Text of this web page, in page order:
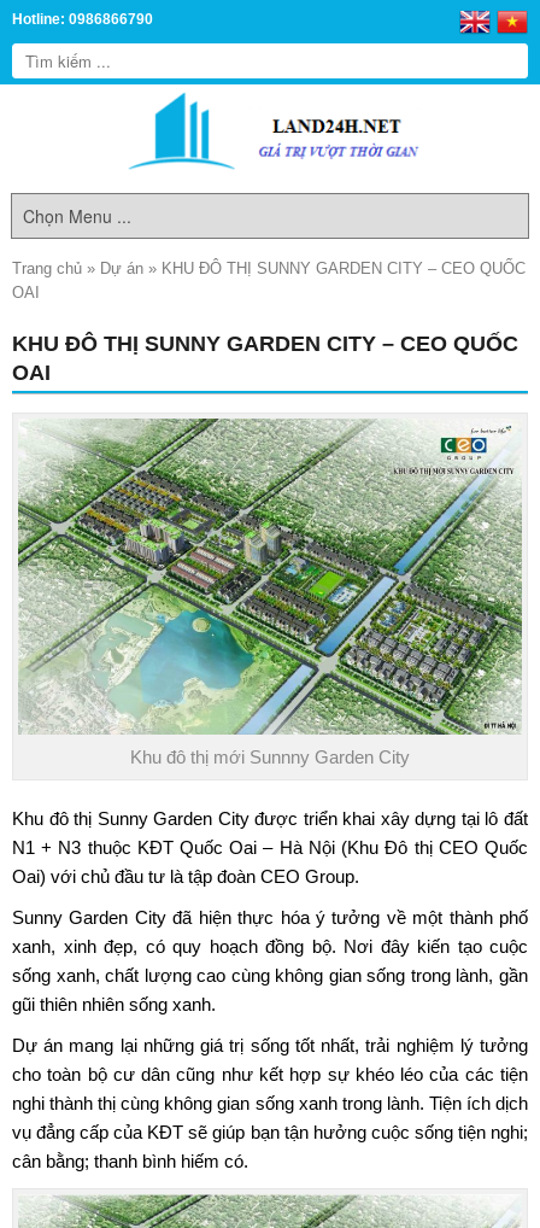
Hotline: 0986866790
Trang chủ » Dự án » KHU ĐÔ THỊ SUNNY GARDEN CITY – CEO QUỐC
OAI
KHU ĐÔ THỊ SUNNY GARDEN CITY – CEO QUỐC
OAI
Khu đô thị mới Sunnny Garden City
Khu đô thị Sunny Garden Cityđược triển khai xây dựng tại lô đất
N1 + N3 thuộc KĐT Quốc Oai – Hà Nội (Khu Đô thị CEO Quốc
Oai) với chủ đầu tư là tập đoàn CEO Group.
Sunny Garden Cityđã hiện thực hóa ý tưởng về một thành phố
xanh, xinh đẹp, có quy hoạch đồng bộ. Nơi đây kiến tạo cuộc
sống xanh, chất lượng cao cùng không gian sống trong lành, gần
gũi thiên nhiên sống xanh.
Dự án mang lại những giá trị sống tốt nhất, trải nghiệm lý tưởng
cho toàn bộ cư dân cũng như kết hợp sự khéo léo của các tiện
nghi thành thị cùng không gian sống xanh trong lành. Tiện ích dịch
vụ đẳng cấp của KĐT sẽ giúp bạn tận hưởng cuộc sống tiện nghi;
cân bằng; thanh bình hiếm có.